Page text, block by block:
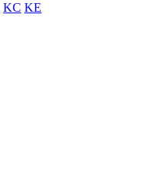
KC KE